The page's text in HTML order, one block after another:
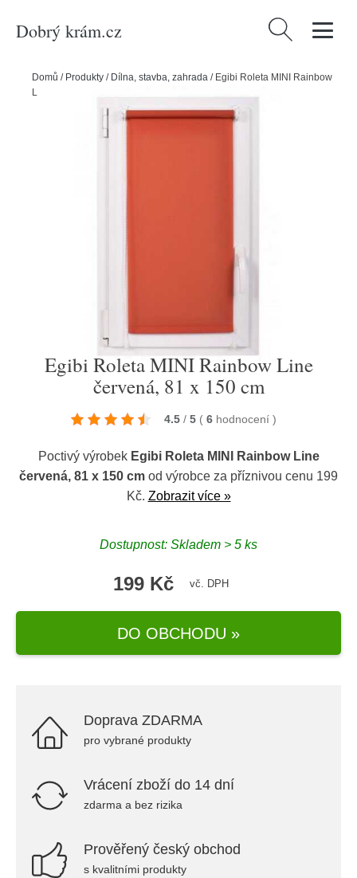
Dobrý krám.cz Vyhledávání
Domů / Produkty / Dílna, stavba, zahrada / Egibi Roleta MINI Rainbow
Line červená, 81 x 150 cm
Egibi Roleta MINI Rainbow Line
červená, 81 x 150 cm
4.5 / 5 ( 6 hodnocení )
Poctivý výrobek Egibi Roleta MINI Rainbow Line
červená, 81 x 150 cm od výrobce za příznivou cenu 199
Kč. Zobrazit více »
Dostupnost: Skladem > 5 ks
199 Kč vč. DPH
DO OBCHODU »
Doprava ZDARMA
pro vybrané produkty
Vrácení zboží do 14 dní
zdarma a bez rizika
Prověřený český obchod
s kvalitními produkty